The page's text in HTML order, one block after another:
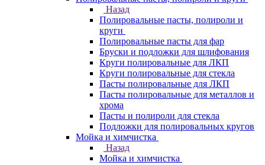
Назад
Полировальные пасты, полироли и
круги
Полировальные пасты для фар
Бруски и подложки для шлифования
Круги полировальные для ЛКП
Круги полировальные для стекла
Пасты полировальные для ЛКП
Пасты полировальные для металлов и
хрома
Пасты и полироли для стекла
Подложки для полировальных кругов
Мойка и химчистка
Назад
Мойка и химчистка